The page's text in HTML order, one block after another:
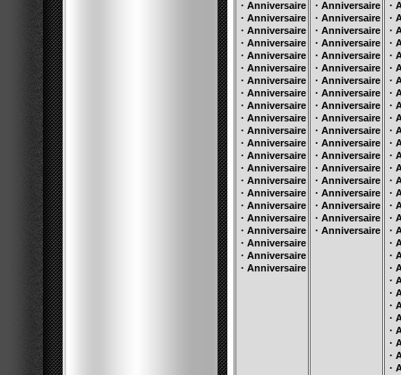
· Anniversaire
· Anniversaire
· Anniversaire
· Anniversaire
· Anniversaire
· Anniversaire
· Anniversaire
· Anniversaire
· Anniversaire
· Anniversaire
· Anniversaire
· Anniversaire
· Anniversaire
· Anniversaire
· Anniversaire
· Anniversaire
· Anniversaire
· Anniversaire
· Anniversaire
· Anniversaire
· Anniversaire
· Anniversaire
· Anniversaire
· Anniversaire
· Anniversaire
· Anniversaire
· Anniversaire
· Anniversaire
· Anniversaire
· Anniversaire
· Anniversaire
· Anniversaire
· Anniversaire
· Anniversaire
· Anniversaire
· Anniversaire
· Anniversaire
· Anniversaire
· Anniversaire
· Anniversaire
· Anniversaire
·
·
·
·
·
·
·
·
·
·
·
·
·
·
·
·
·
·
·
·
·
·
·
·
·
·
·
·
·
·